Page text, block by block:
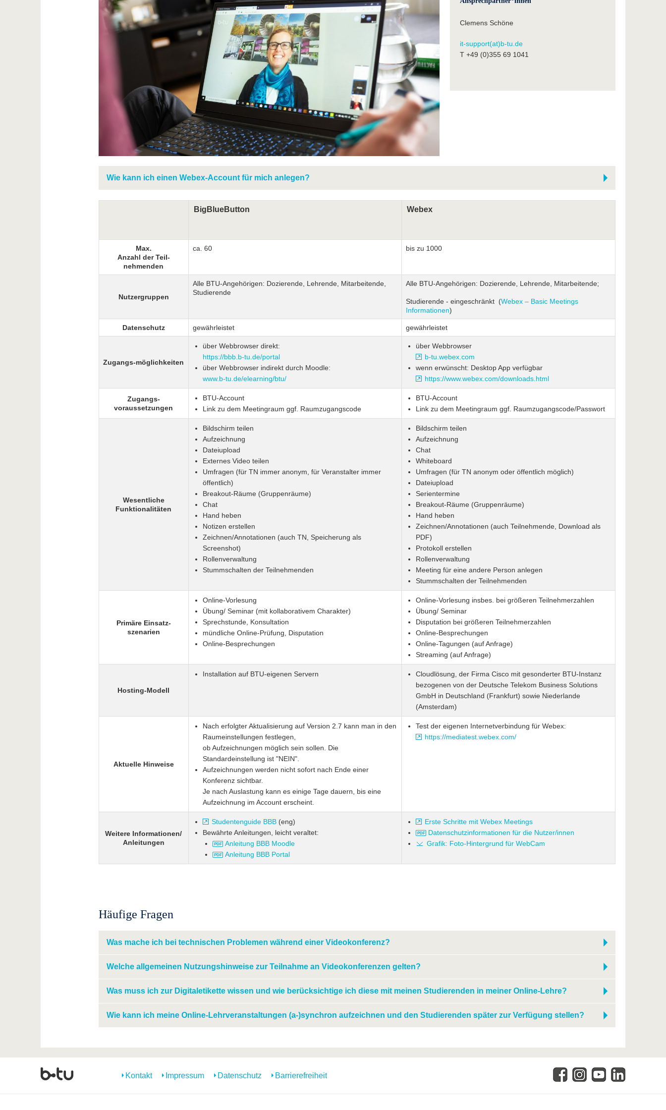
Clemens Schöne
it-support(at)b-tu.de
T +49 (0)355 69 1041
Wie kann ich einen Webex-Account für mich anlegen?
BigBlueButton Webex
Max.
Anzahl der Teil-
nehmenden
ca. 60 bis zu 1000
Nutzergruppen
Alle BTU-Angehörigen: Dozierende, Lehrende, Mitarbeitende,
Studierende
Alle BTU-Angehörigen: Dozierende, Lehrende, Mitarbeitende;
Studierende - eingeschränkt (Webex – Basic Meetings
Informationen)
Datenschutz gewährleistet gewährleistet
Zugangs-möglichkeiten
über Webbrowser direkt:
https://bbb.b-tu.de/portal
über Webbrowser indirekt durch Moodle:
www.b-tu.de/elearning/btu/
über Webbrowser
b-tu.webex.com
wenn erwünscht: Desktop App verfügbar
https://www.webex.com/downloads.html
Zugangs-
voraussetzungen
BTU-Account
Link zu dem Meetingraum ggf. Raumzugangscode
BTU-Account
Link zu dem Meetingraum ggf. Raumzugangscode/Passwort
Wesentliche
Funktionalitäten
Bildschirm teilen
Aufzeichnung
Dateiupload
Externes Video teilen
Umfragen (für TN immer anonym, für Veranstalter immer
öffentlich)
Breakout-Räume (Gruppenräume)
Chat
Hand heben
Notizen erstellen
Zeichnen/Annotationen (auch TN, Speicherung als
Screenshot)
Rollenverwaltung
Stummschalten der Teilnehmenden
Bildschirm teilen
Aufzeichnung
Chat
Whiteboard
Umfragen (für TN anonym oder öffentlich möglich)
Dateiupload
Serientermine
Breakout-Räume (Gruppenräume)
Hand heben
Zeichnen/Annotationen (auch Teilnehmende, Download als
PDF)
Protokoll erstellen
Rollenverwaltung
Meeting für eine andere Person anlegen
Stummschalten der Teilnehmenden
Primäre Einsatz-
szenarien
Online-Vorlesung
Übung/ Seminar (mit kollaborativem Charakter)
Sprechstunde, Konsultation
mündliche Online-Prüfung, Disputation
Online-Besprechungen
Online-Vorlesung insbes. bei größeren Teilnehmerzahlen
Übung/ Seminar
Disputation bei größeren Teilnehmerzahlen
Online-Besprechungen
Online-Tagungen (auf Anfrage)
Streaming (auf Anfrage)
Hosting-Modell
Installation auf BTU-eigenen Servern
Cloudlösung, der Firma Cisco mit gesonderter BTU-Instanz
bezogenen von der Deutsche Telekom Business Solutions
GmbH in Deutschland (Frankfurt) sowie Niederlande
(Amsterdam)
Aktuelle Hinweise
Nach erfolgter Aktualisierung auf Version 2.7 kann man in den
Raumeinstellungen festlegen,
ob Aufzeichnungen möglich sein sollen. Die
Standardeinstellung ist "NEIN".
Aufzeichnungen werden nicht sofort nach Ende einer
Konferenz sichtbar.
Je nach Auslastung kann es einige Tage dauern, bis eine
Aufzeichnung im Account erscheint.
Test der eigenen Internetverbindung für Webex:
https://mediatest.webex.com/
Weitere Informationen/
Anleitungen
Studentenguide BBB(eng)
Bewährte Anleitungen, leicht veraltet:
Anleitung BBB Moodle
Anleitung BBB Portal
Erste Schritte mit Webex Meetings
Datenschutzinformationen für die Nutzer/innen
Grafik: Foto-Hintergrund für WebCam
Häufige Fragen
Was mache ich bei technischen Problemen während einer Videokonferenz?
Welche allgemeinen Nutzungshinweise zur Teilnahme an Videokonferenzen gelten?
Was muss ich zur Digitaletikette wissen und wie berücksichtige ich diese mit meinen Studierenden in meiner Online-Lehre?
Wie kann ich meine Online-Lehrveranstaltungen (a-)synchron aufzeichnen und den Studierenden später zur Verfügung stellen?
Kontakt Impressum Datenschutz Barrierefreiheit